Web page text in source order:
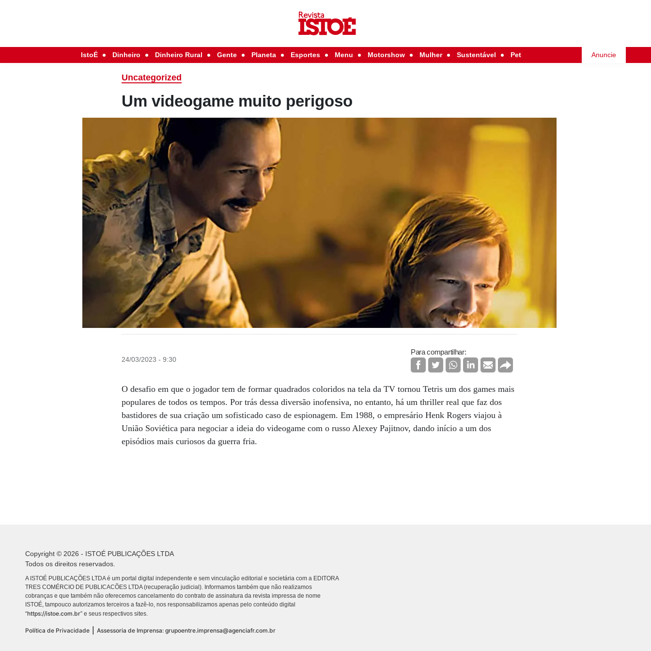
IstoÉ Dinheiro Dinheiro Rural Gente Planeta Esportes Menu Motorshow Mulher Sustentável Pet Anuncie
Uncategorized
Um videogame muito perigoso
24/03/2023 - 9:30
Para compartilhar:
O desafio em que o jogador tem de formar quadrados coloridos na tela da TV tornou Tetris um dos games mais
populares de todos os tempos. Por trás dessa diversão inofensiva, no entanto, há um thriller real que faz dos
bastidores de sua criação um sofisticado caso de espionagem. Em 1988, o empresário Henk Rogers viajou à
União Soviética para negociar a ideia do videogame com o russo Alexey Pajitnov, dando início a um dos
episódios mais curiosos da guerra fria.
Copyright © 2026 - ISTOÉ PUBLICAÇÕES LTDA
Todos os direitos reservados.
A ISTOÉ PUBLICAÇÕES LTDA é um portal digital independente e sem vinculação editorial e societária com a EDITORA
TRES COMÉRCIO DE PUBLICACÕES LTDA (recuperação judicial). Informamos também que não realizamos
cobranças e que também não oferecemos cancelamento do contrato de assinatura da revista impressa de nome
ISTOÉ, tampouco autorizamos terceiros a fazê-lo, nos responsabilizamos apenas pelo conteúdo digital
“https://istoe.com.br” e seus respectivos sites.
Política de Privacidade Assessoria de Imprensa: grupoentre.imprensa@agenciafr.com.br